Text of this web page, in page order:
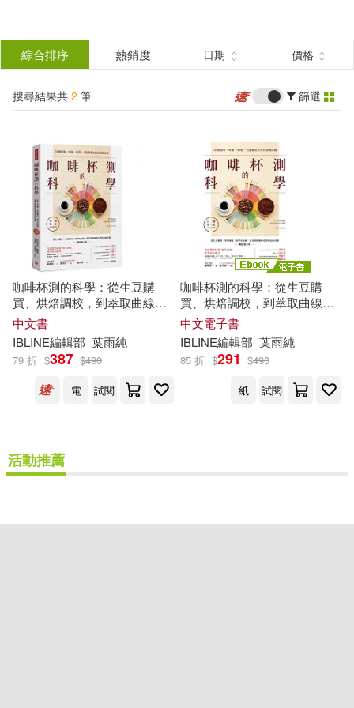
結
分類 (單選)
所有商品(2) 圖書(1)
電子書(1)
作者 (可複選)
IBLINE編輯部(2)
出版社 (可複選)
綜合排序 熱銷度 日期 價格
搜尋結果共 2 筆 篩選
咖啡杯測的科學：從生豆購
買、烘焙調校，到萃取曲線，
追求頂級咖啡必學的品味技術
(暢銷新訂版)
中文書
IBLINE編輯部 葉雨純
79 折 $387 $490
電
試閱
咖啡杯測的科學：從生豆購
買、烘焙調校，到萃取曲線，
追求頂級咖啡必學的品味技術
(暢銷新訂版) (電子書)
中文電子書
IBLINE編輯部 葉雨純
85 折 $291 $490
紙
試閱
活動推薦